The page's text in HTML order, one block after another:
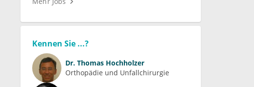
Kennen Sie ...?
Dr. Thomas Hochholzer
Orthopädie und Unfallchirurgie